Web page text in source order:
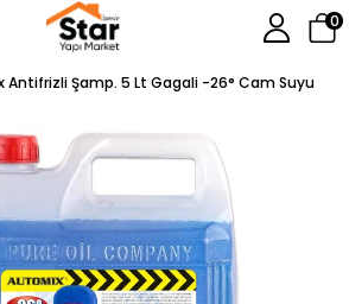
0
Antifrizli Şamp. 5 Lt Gagali -26° Cam Suyu